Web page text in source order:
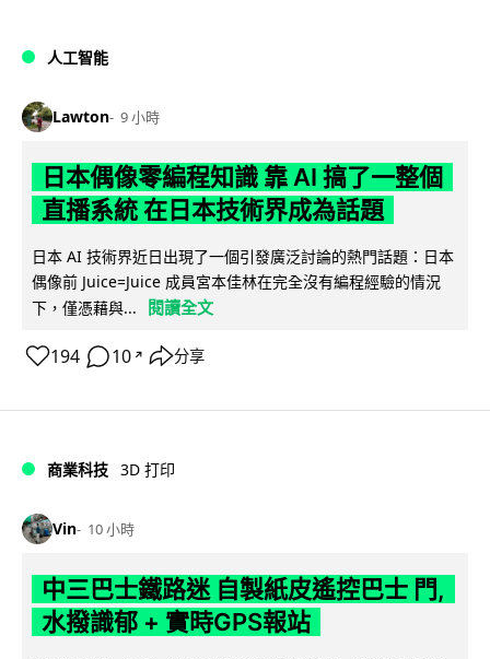
人工智能
Lawton 9 小時
日本偶像零編程知識 靠 AI 搞了一整個
直播系統 在日本技術界成為話題
日本 AI 技術界近日出現了一個引發廣泛討論的熱門話題：日本
偶像前 Juice=Juice 成員宮本佳林在完全沒有編程經驗的情況
下，僅憑藉與...
閱讀全文
194 10 ↗ 分享
商業科技 3D 打印
Vin 10 小時
中三巴士鐵路迷 自製紙皮遙控巴士 門,
水撥識郁 + 實時GPS報站